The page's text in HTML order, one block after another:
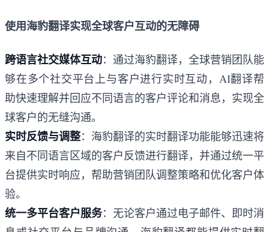
使用海豹翻译实现全球客户互动的无障碍
跨语言社交媒体互动：通过海豹翻译，全球营销团队能
够在多个社交平台上与客户进行实时互动，AI翻译帮
助快速理解并回应不同语言的客户评论和消息，实现全
球客户的无缝沟通。
实时反馈与调整：海豹翻译的实时翻译功能能够迅速将
来自不同语言区域的客户反馈进行翻译，并通过统一平
台提供实时响应，帮助营销团队调整策略和优化客户体
验。
统一多平台客户服务：无论客户通过电子邮件、即时消